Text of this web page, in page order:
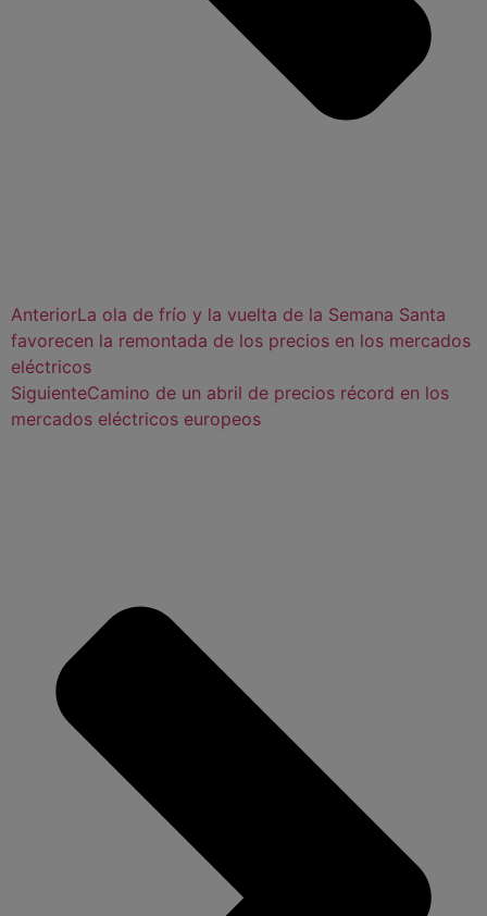
AnteriorLa ola de frío y la vuelta de la Semana Santa
favorecen la remontada de los precios en los mercados
eléctricos
SiguienteCamino de un abril de precios récord en los
mercados eléctricos europeos